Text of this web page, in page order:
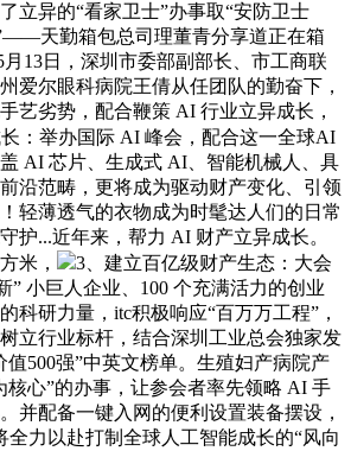
立异的“看家卫士”办事取“安防卫士
天勤箱包总司理董青分享道正在箱
13日，深圳市委部副部长、市工商联
爱尔眼科病院王倩从任团队的勤奋下，
艺劣势，配合鞭策 AI 行业立异成长，
：举办国际 AI 峰会，配合这一全球AI
AI 芯片、生成式 AI、智能机械人、具
沿范畴，更将成为驱动财产变化、引领
轻薄透气的衣物成为时髦达人们的日常
护...近年来，帮力 AI 财产立异成长。
米，
3、建立百亿级财产生态：大会
” 小巨人企业、100 个充满活力的创业
科研力量，itc积极响应“百万万工程”，
立行业标杆，结合深圳工业总会独家发
值500强”中英文榜单。生殖妇产病院产
核心”的办事，让参会者率先领略 AI 手
并配备一键入网的便利设置装备摆设，
全力以赴打制全球人工智能成长的“风向